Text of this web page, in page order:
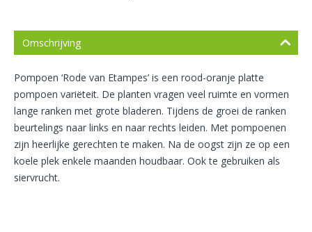
Omschrijving
Pompoen ‘Rode van Etampes’ is een rood-oranje platte
pompoen variëteit. De planten vragen veel ruimte en vormen
lange ranken met grote bladeren. Tijdens de groei de ranken
beurtelings naar links en naar rechts leiden. Met pompoenen
zijn heerlijke gerechten te maken. Na de oogst zijn ze op een
koele plek enkele maanden houdbaar. Ook te gebruiken als
siervrucht.